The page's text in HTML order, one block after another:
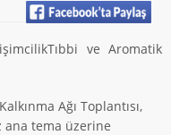
ve Aromatik
Ağı Toplantısı,
ana tema üzerine